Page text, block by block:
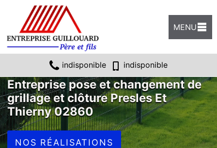
MENU
indisponible indisponible
Entreprise pose et changement de
grillage et clôture Presles Et
Thierny 02860
NOS RÉALISATIONS